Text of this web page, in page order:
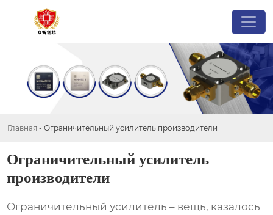
Главная - Ограничительный усилитель производители
Ограничительный усилитель
производители
Ограничительный усилитель – вещь, казалось